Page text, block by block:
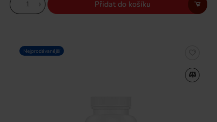
Přidat do košíku
Nejprodávanější